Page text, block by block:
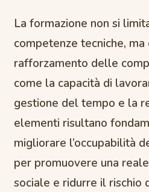
La formazione non si
competenze tecniche,
rafforzamento delle
come la capacità di
gestione del tempo e la
elementi risultano
migliorare l’occupabilità
per promuovere una
sociale e ridurre il rischio